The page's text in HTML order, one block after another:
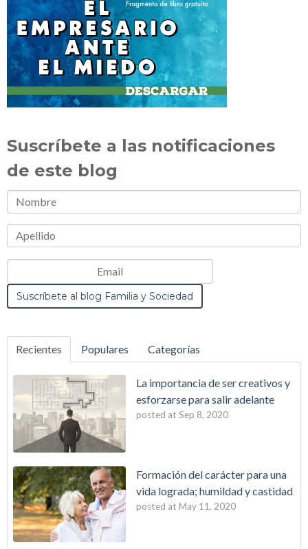
Suscríbete a las notificaciones
de este blog
Recientes Populares Categorías
La importancia de ser creativos y
esforzarse para salir adelante
posted at Sep 8, 2020
Formación del carácter para una
vida lograda; humildad y castidad
posted at May 11, 2020